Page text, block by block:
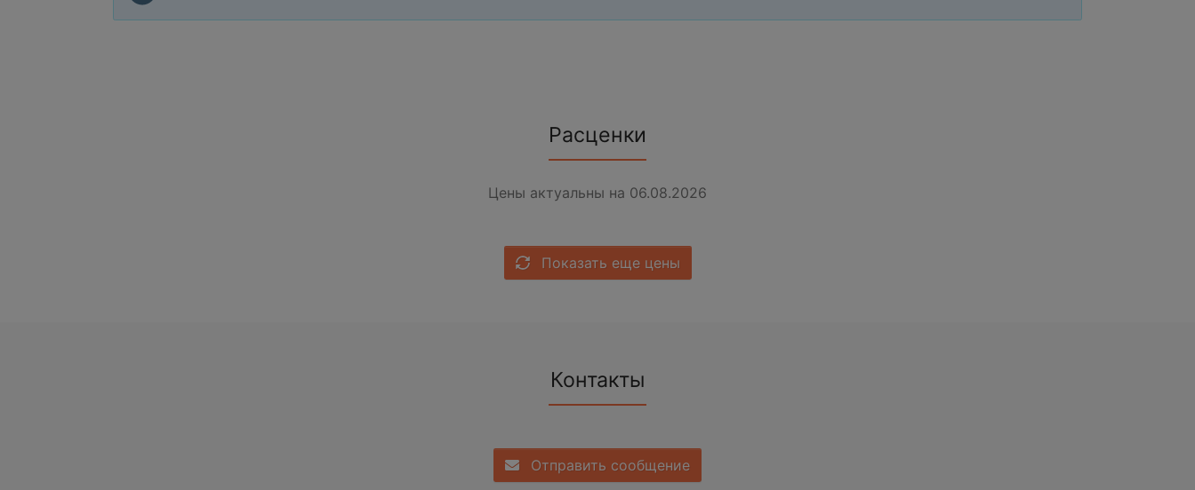
Расценки
Цены актуальны на 06.08.2026
Показать еще цены
Контакты
Отправить сообщение